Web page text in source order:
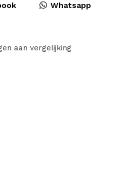
Whatsapp
aan vergelijking